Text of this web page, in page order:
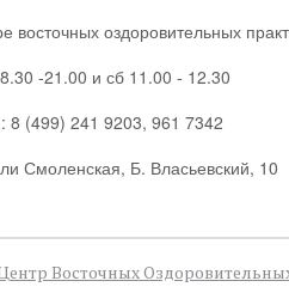
восточных оздоровительных
-21.00 и сб 11.00 - 12.30
8 (499) 241 9203, 961 7342
Смоленская, Б. Власьевский, 10
Восточных